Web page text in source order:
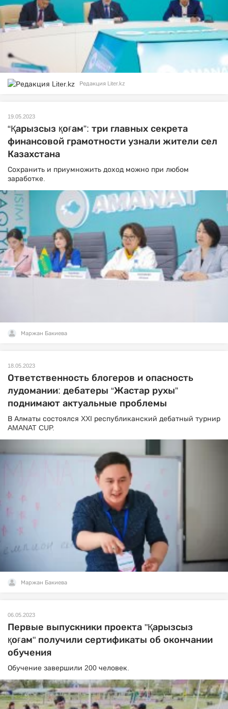
Редакция Liter.kz
19.05.2023
“Қарызсыз қоғам”: три главных секрета
финансовой грамотности узнали жители сел
Казахстана
Сохранить и приумножить доход можно при любом
заработке.
Маржан Бакиева
18.05.2023
Ответственность блогеров и опасность
лудомании: дебатеры “Жастар рухы”
поднимают актуальные проблемы
В Алматы состоялся XXI республиканский дебатный турнир
AMANAT CUP.
Маржан Бакиева
06.05.2023
Первые выпускники проекта "Қарызсыз
қоғам" получили сертификаты об окончании
обучения
Обучение завершили 200 человек.